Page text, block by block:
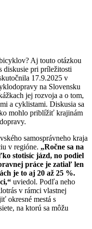
Aj touto otázkou
diskusie pri príležitosti
17.9.2025 v
na Slovensku
jej rozvoja a o tom,
a cyklistami. Diskusia sa
mohlo priblížiť krajinám
samosprávneho kraja
v regióne. „Ročne sa na
stotisíc jázd, no podiel
práce je zatiaľ len
je to aj 20 až 25 %.
uviedol. Podľa neho
v rámci vlastnej
okresné mestá s
na ktorú sa môžu